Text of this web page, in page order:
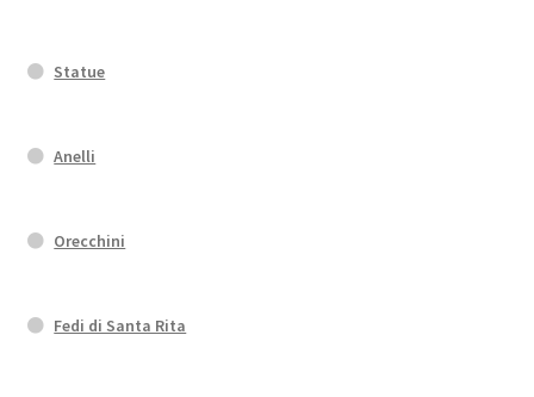
Statue
Anelli
Orecchini
Fedi di Santa Rita